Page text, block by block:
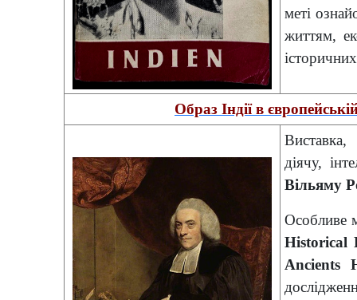
меті
життям,
Образ Індії в
Виставка,
діячу,
Вільяму
Особливе
Historical